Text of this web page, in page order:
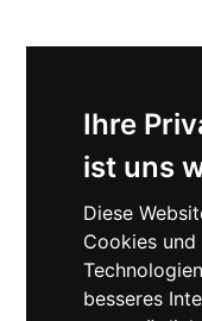
Ihre
ist uns
Diese
Cookies
besseres